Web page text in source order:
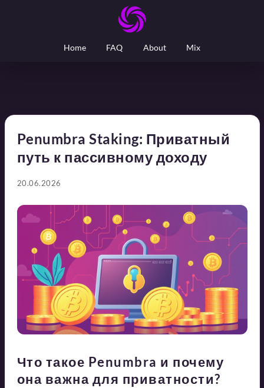
Home FAQ About Mix
Penumbra Staking: Приватный
путь к пассивному доходу
20.06.2026
Что такое Penumbra и почему
она важна для приватности?